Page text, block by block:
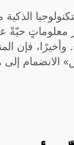
وأخيرًا، فإن